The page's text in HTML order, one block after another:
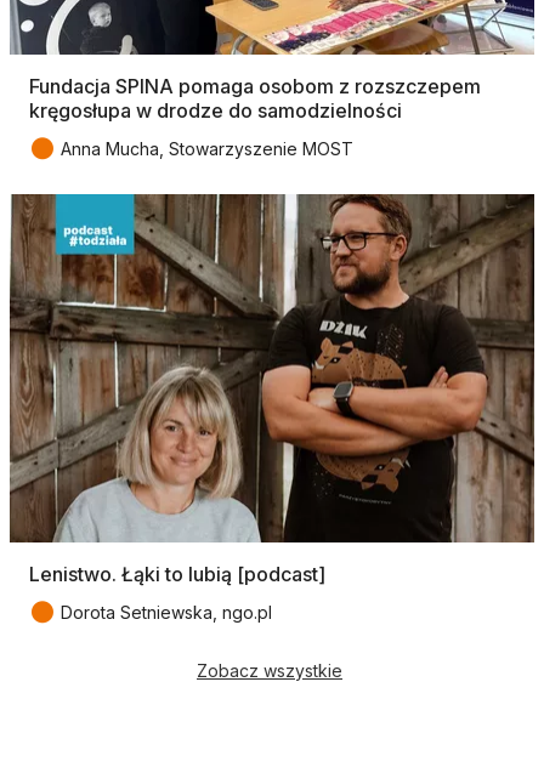
Fundacja SPINA pomaga osobom z rozszczepem
kręgosłupa w drodze do samodzielności
● Anna Mucha, Stowarzyszenie MOST
Lenistwo. Łąki to lubią [podcast]
● Dorota Setniewska, ngo.pl
Zobacz wszystkie